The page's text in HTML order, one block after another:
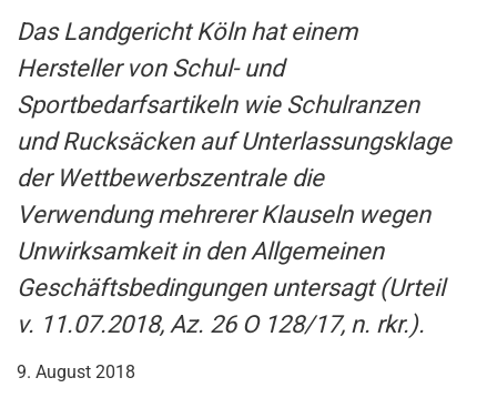
Das Landgericht Köln hat einem
Hersteller von Schul- und
Sportbedarfsartikeln wie Schulranzen
und Rucksäcken auf Unterlassungsklage
der Wettbewerbszentrale die
Verwendung mehrerer Klauseln wegen
Unwirksamkeit in den Allgemeinen
Geschäftsbedingungen untersagt (Urteil
v. 11.07.2018, Az. 26 O 128/17, n. rkr.).
9. August 2018